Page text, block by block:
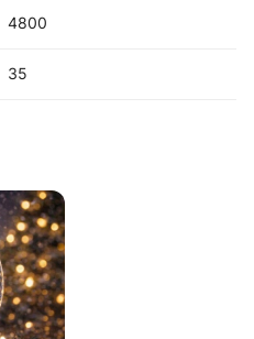
4800
35